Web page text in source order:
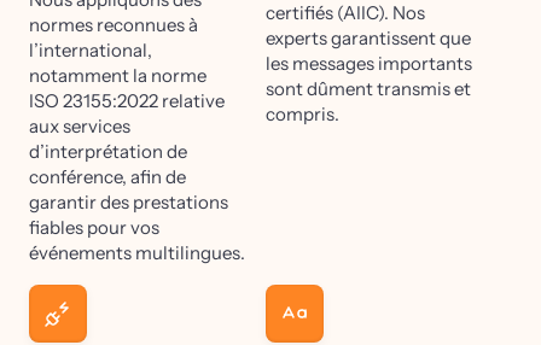
normes reconnues à
l’international,
notamment la norme
ISO 23155:2022 relative
aux services
d’interprétation de
conférence, afin de
garantir des prestations
fiables pour vos
événements multilingues.
certifiés (AIIC). Nos
experts garantissent que
les messages importants
sont dûment transmis et
compris.